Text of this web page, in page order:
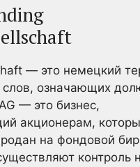
— это немецкий
слов, означающих
— это бизнес,
акционерам,
на фондовой
контроль